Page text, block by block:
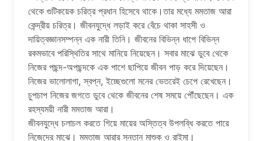
থেকে গুটিকয়েক চরিত্র প্রধান হিসেবে থাকে।তার মধ্যে মমতাজ আরা
কেন্দ্রীয় চরিত্র। জীবনযুদ্ধে লড়াই করে বেঁচে থাকা সাহসী ও
দায়িত্বজ্ঞানসম্পন্ন এক নারী তিনি। জীবনের বিভিন্ন ধাপে বিভিন্ন
রকমভাবে পরিস্থিতির সাথে মানিয়ে নিয়েছেন। সবার মাঝে ডুবে থেকে
নিজের পছন্দ-অপছন্দকে এক পাশে ছাপিয়ে জীবন পাড় করে দিয়েছেন।
নিজের ভালোলাগা, স্বপ্ন, ইচ্ছেগুলো মনের ভেতরেই চেপে রেখেছেন।
চুপচাপ নিজের জগতে ডুবে থেকে জীবনের শেষ সময়ে পৌঁছেছেন। এক
রহস্যময়ী নারী মমতাজ আরা।
জীবনযুদ্ধে চলাচল করতে গিয়ে মায়ের অস্তিত্ব উপলব্ধি করতে পারে
নিজেদের মাঝে। মমতাজ আরার সন্তান মাশুক ও রাইমা।